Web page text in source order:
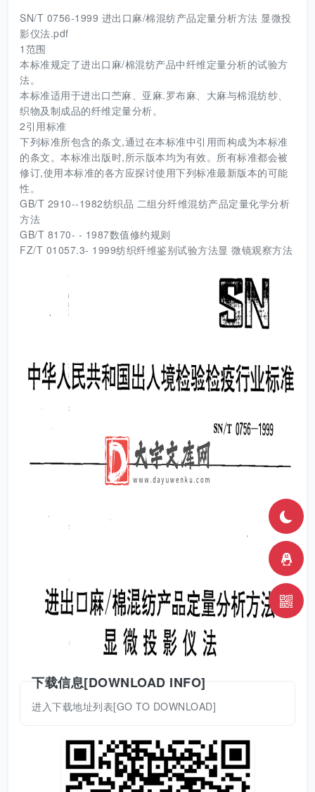
SN/T 0756-1999 进出口麻/棉混纺产品定量分析方法 显微投
影仪法.pdf
1范围
本标准规定了进出口麻/棉混纺产品中纤维定量分析的试验方
法。
本标准适用于进出口苎麻、亚麻.罗布麻、大麻与棉混纺纱、
织物及制成品的纤维定量分析。
2引用标准
下列标准所包含的条文,通过在本标准中引用而构成为本标准
的条文。本标准出版时,所示版本均为有效。所有标准都会被
修订,使用本标准的各方应探讨使用下列标准最新版本的可能
性。
GB/T 2910--1982纺织品 二组分纤维混纺产品定量化学分析
方法
GB/T 8170- - 1987数值修约规则
FZ/T 01057.3- 1999纺织纤维鉴别试验方法显 微镜观察方法
下载信息[DOWNLOAD INFO]
进入下载地址列表[GO TO DOWNLOAD]